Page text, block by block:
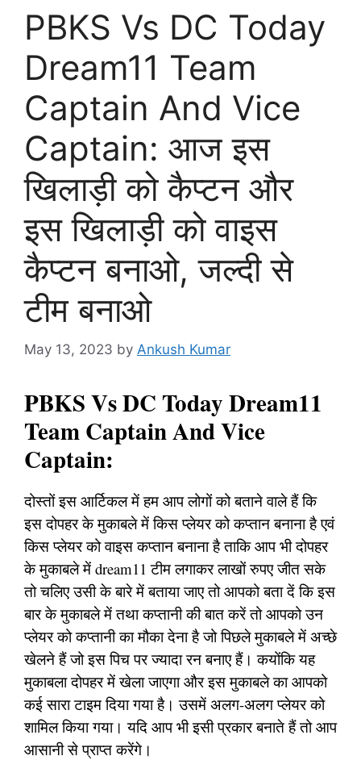
PBKS Vs DC Today
Dream11 Team
Captain And Vice
Captain: आज इस
खिलाड़ी को कैप्टन और
इस खिलाड़ी को वाइस
कैप्टन बनाओ, जल्दी से
टीम बनाओ
May 13, 2023 by Ankush Kumar
PBKS Vs DC Today Dream11
Team Captain And Vice
Captain:
दोस्तों इस आर्टिकल में हम आप लोगों को बताने वाले हैं कि
इस दोपहर के मुकाबले में किस प्लेयर को कप्तान बनाना है एवं
किस प्लेयर को वाइस कप्तान बनाना है ताकि आप भी दोपहर
के मुकाबले में dream11 टीम लगाकर लाखों रुपए जीत सके
तो चलिए उसी के बारे में बताया जाए तो आपको बता दें कि इस
बार के मुकाबले में तथा कप्तानी की बात करें तो आपको उन
प्लेयर को कप्तानी का मौका देना है जो पिछले मुकाबले में अच्छे
खेलने हैं जो इस पिच पर ज्यादा रन बनाए हैं। कयोंकि यह
मुकाबला दोपहर में खेला जाएगा और इस मुकाबले का आपको
कई सारा टाइम दिया गया है। उसमें अलग-अलग प्लेयर को
शामिल किया गया। यदि आप भी इसी प्रकार बनाते हैं तो आप
आसानी से प्राप्त करेंगे।